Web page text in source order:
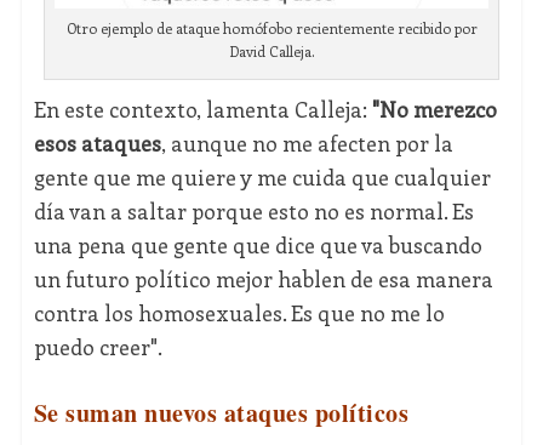
Otro ejemplo de ataque homófobo recientemente recibido por
David Calleja.
En este contexto, lamenta Calleja: "No merezco
esos ataques, aunque no me afecten por la
gente que me quiere y me cuida que cualquier
día van a saltar porque esto no es normal. Es
una pena que gente que dice que va buscando
un futuro político mejor hablen de esa manera
contra los homosexuales. Es que no me lo
puedo creer".
Se suman nuevos ataques políticos